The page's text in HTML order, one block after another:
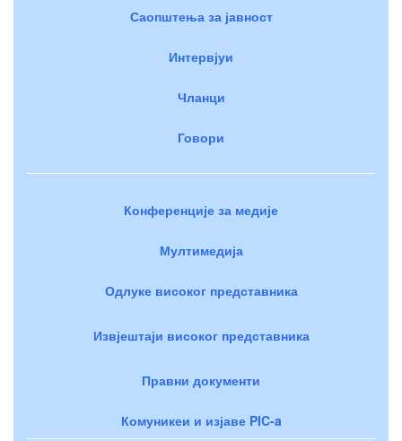
Саопштења за јавност
Интервјуи
Чланци
Говори
Конференције за медије
Мултимедија
Одлуке високог представника
Извјештаји високог представника
Правни документи
Комуникеи и изјаве PIC-a